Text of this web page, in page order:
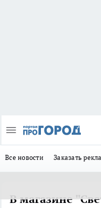
Все новости Заказать
В магазине